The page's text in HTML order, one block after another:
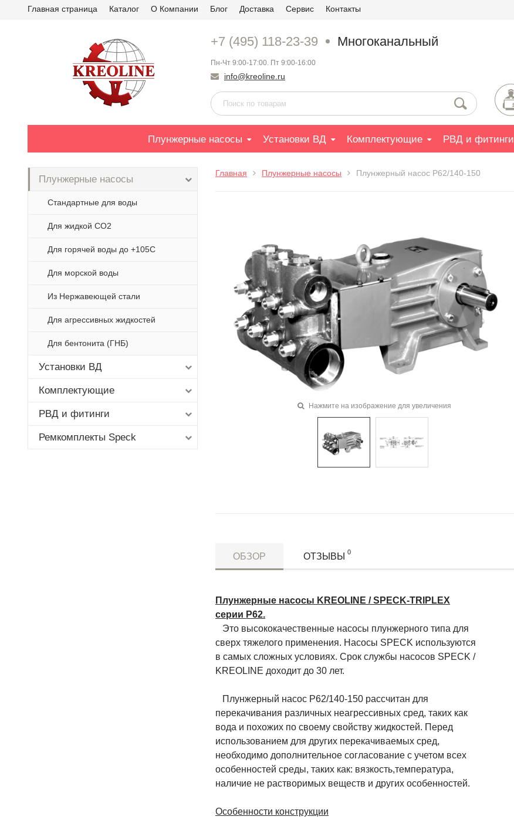
Главная страница Каталог О Компании Блог Доставка Сервис Контакты
+7 (495) 118-23-39 Многоканальный
Пн-Чт 9:00-17:00. Пт 9:00-16:00
info@kreoline.ru
Плунжерные насосы Установки ВД Комплектующие РВД и фитинги
Плунжерные насосы
Стандартные для воды
Для жидкой СО2
Для горячей воды до +105С
Для морской воды
Из Нержавеющей стали
Для агрессивных жидкостей
Для бентонита (ГНБ)
Установки ВД
Комплектующие
РВД и фитинги
Ремкомплекты Speck
Главная Плунжерные насосы Плунжерный насос P62/140-150
Нажмите на изображение для увеличения
ОБЗОР ОТЗЫВЫ 0
Плунжерные насосы KREOLINE / SPECK-TRIPLEX
серии P62.
Это высококачественные насосы плунжерного типа для
сверх тяжелого применения. Насосы SPECK используются
в самых сложных условиях. Срок службы насосов SPECK /
KREOLINE доходит до 30 лет.
Плунжерный насос P62/140-150 рассчитан для
перекачивания различных неагрессивных сред, таких как
вода и похожих по своему свойству жидкостей. Перед
использованием для других перекачиваемых сред,
необходимо дополнительное согласование с учетом всех
особенностей среды, таких как: вязкость,температура,
наличие не растворимых веществ и других особенностей.
Особенности конструкции